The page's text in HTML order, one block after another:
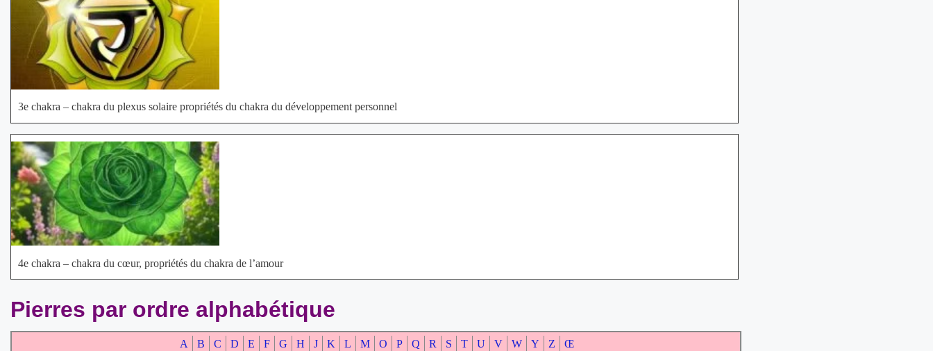
3e chakra – chakra du plexus solaire propriétés du chakra du développement personnel
4e chakra – chakra du cœur, propriétés du chakra de l’amour
Pierres par ordre alphabétique
A B C D E F G H J K L M O P Q R S T U V W Y Z Œ